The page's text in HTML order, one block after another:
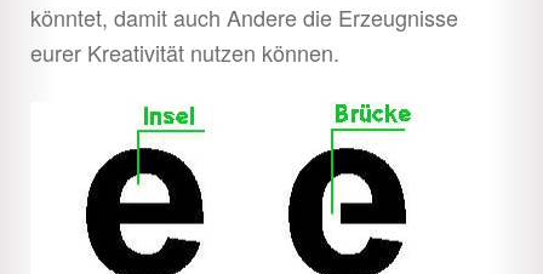
könntet, damit auch Andere die Erzeugnisse
eurer Kreativität nutzen können.